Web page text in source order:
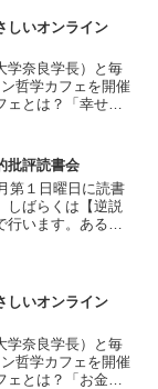
内容が現在の大嶋
て...
しいオンライン
学奈良学長）と毎
哲学カフェを開催
ェとは？「幸せと
マを１つ決め、誰
...
批評読書会
第１日曜日に読書
しばらくは【逆説
います。ある課
しいオンライン
学奈良学長）と毎
哲学カフェを開催
とは？「お金と